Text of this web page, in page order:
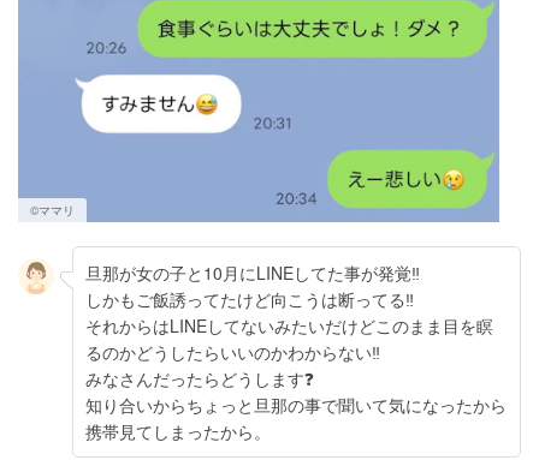
©︎ママリ
旦那が女の子と10月にLINEしてた事が発覚‼️
しかもご飯誘ってたけど向こうは断ってる‼️
それからはLINEしてないみたいだけどこのまま目を瞑
るのかどうしたらいいのかわからない‼️
みなさんだったらどうします❓
知り合いからちょっと旦那の事で聞いて気になったから
携帯見てしまったから。